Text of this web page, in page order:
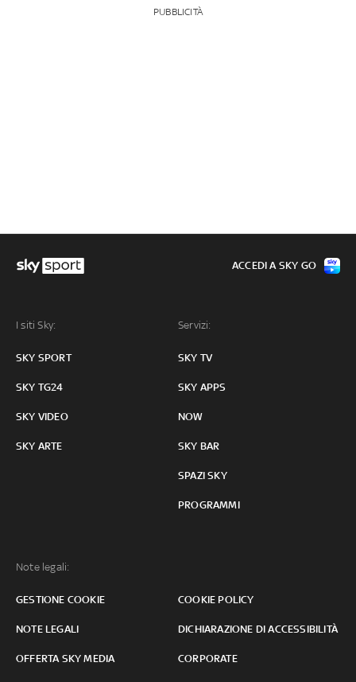
PUBBLICITÀ
I siti Sky:
SKY SPORT
SKY TG24
SKY VIDEO
SKY ARTE
Servizi:
SKY TV
SKY APPS
NOW
SKY BAR
SPAZI SKY
PROGRAMMI
Note legali:
GESTIONE COOKIE COOKIE POLICY
NOTE LEGALI DICHIARAZIONE DI ACCESSIBILITÀ
OFFERTA SKY MEDIA CORPORATE
ACCEDI A SKY GO